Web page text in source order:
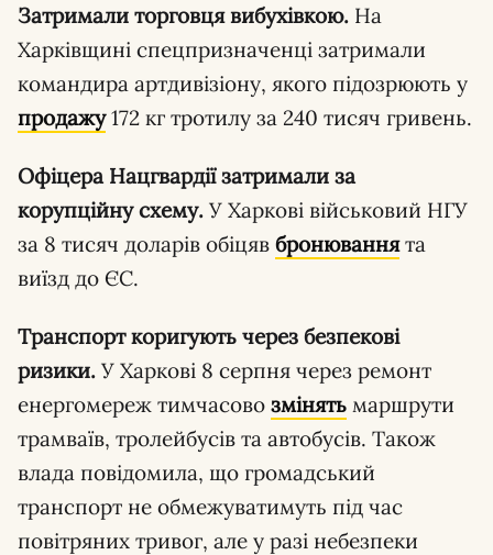
Затримали торговця вибухівкою. На
Харківщині спецпризначенці затримали
командира артдивізіону, якого підозрюють у
продажу172 кг тротилу за 240 тисяч гривень.
Офіцера Нацгвардії затримали за
корупційну схему. У Харкові військовий НГУ
за 8 тисяч доларів обіцяв бронюваннята
виїзд до ЄС.
Транспорт коригують через безпекові
ризики. У Харкові 8 серпня через ремонт
енергомереж тимчасово змінять маршрути
трамваїв, тролейбусів та автобусів. Також
влада повідомила, що громадський
транспорт не обмежуватимуть під час
повітряних тривог, але у разі небезпеки